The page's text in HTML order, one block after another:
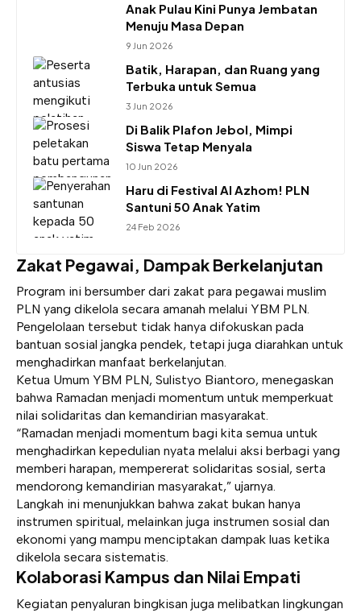
Anak Pulau Kini Punya Jembatan
Menuju Masa Depan
9 Jun 2026
Batik, Harapan, dan Ruang yang
Terbuka untuk Semua
3 Jun 2026
Di Balik Plafon Jebol, Mimpi
Siswa Tetap Menyala
10 Jun 2026
Haru di Festival Al Azhom! PLN
Santuni 50 Anak Yatim
24 Feb 2026
Zakat Pegawai, Dampak Berkelanjutan
Program ini bersumber dari zakat para pegawai muslim
PLN yang dikelola secara amanah melalui YBM PLN.
Pengelolaan tersebut tidak hanya difokuskan pada
bantuan sosial jangka pendek, tetapi juga diarahkan untuk
menghadirkan manfaat berkelanjutan.
Ketua Umum YBM PLN, Sulistyo Biantoro, menegaskan
bahwa Ramadan menjadi momentum untuk memperkuat
nilai solidaritas dan kemandirian masyarakat.
“Ramadan menjadi momentum bagi kita semua untuk
menghadirkan kepedulian nyata melalui aksi berbagi yang
memberi harapan, mempererat solidaritas sosial, serta
mendorong kemandirian masyarakat,” ujarnya.
Langkah ini menunjukkan bahwa zakat bukan hanya
instrumen spiritual, melainkan juga instrumen sosial dan
ekonomi yang mampu menciptakan dampak luas ketika
dikelola secara sistematis.
Kolaborasi Kampus dan Nilai Empati
Kegiatan penyaluran bingkisan juga melibatkan lingkungan